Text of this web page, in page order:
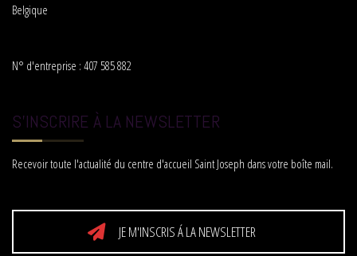
Belgique
N° d'entreprise : 407 585 882
S'INSCRIRE À LA NEWSLETTER
Recevoir toute l'actualité du centre d'accueil Saint Joseph dans votre boîte mail.
JE M'INSCRIS Á LA NEWSLETTER